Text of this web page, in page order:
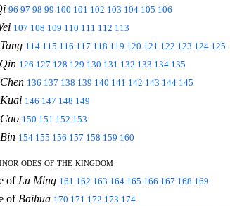
96 97 98 99 100 101 102 103 104 105 106
107 108 109 110 111 112 113
Tang 114 115 116 117 118 119 120 121 122 123 124 125
Qin 126 127 128 129 130 131 132 133 134 135
Chen 136 137 138 139 140 141 142 143 144 145
Kuai 146 147 148 149
Cao 150 151 152 153
Bin 154 155 156 157 158 159 160
odes of the kingdom
of Lu Ming 161 162 163 164 165 166 167 168 169
of Baihua 170 171 172 173 174